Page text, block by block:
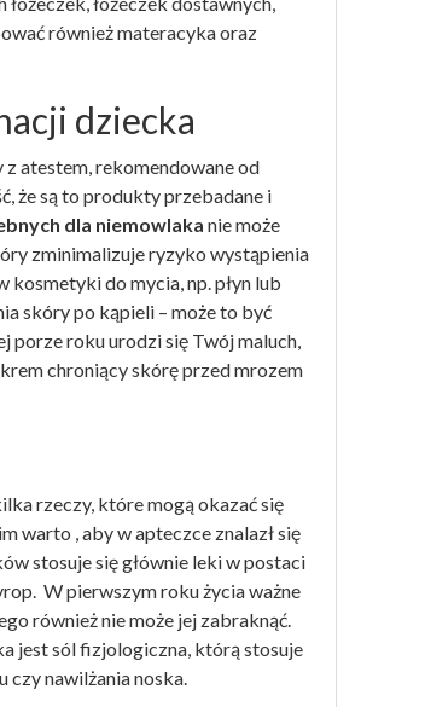
również materacyka oraz
dziecka
atestem, rekomendowane od
że są to produkty przebadane i
dla niemowlaka nie może
zminimalizuje ryzyko wystąpienia
do mycia, np. płyn lub
skóry po kąpieli – może to być
porze roku urodzi się Twój maluch,
chroniący skórę przed mrozem
rzeczy, które mogą okazać się
warto , aby w apteczce znalazł się
stosuje się głównie leki w postaci
W pierwszym roku życia ważne
również nie może jej zabraknąć.
jest sól fizjologiczna, którą stosuje
czy nawilżania noska.